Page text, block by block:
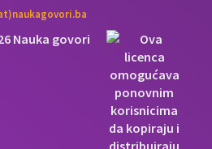
Nauka govori